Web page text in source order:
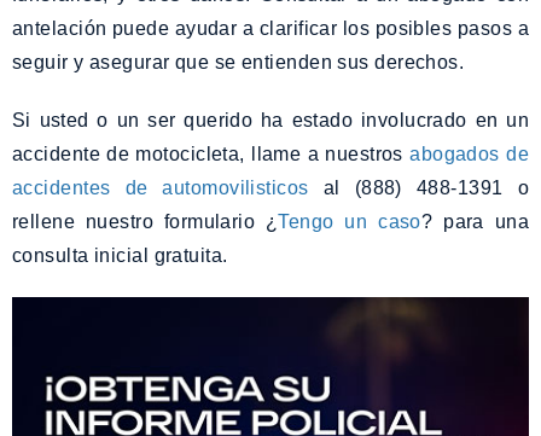
antelación puede ayudar a clarificar los posibles pasos a
seguir y asegurar que se entienden sus derechos.
Si usted o un ser querido ha estado involucrado en un
accidente de motocicleta, llame a nuestrosabogados de
accidentes de automovilisticos al (888) 488-1391 o
rellene nuestro formulario ¿Tengo un caso? para una
consulta inicial gratuita.